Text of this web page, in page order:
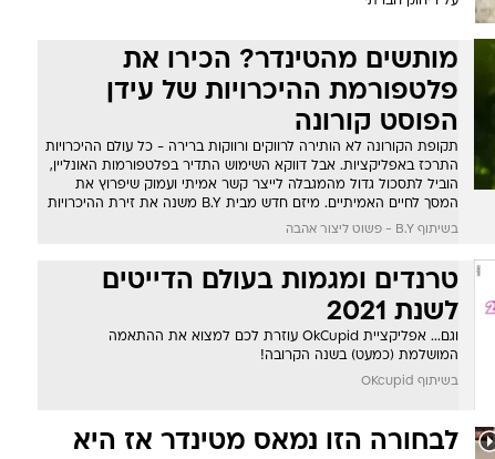
מותשים מהטינדר? הכירו את
פלטפורמת ההיכרויות של עידן
הפוסט קורונה
תקופת הקורונה לא הותירה לרווקים ורווקות ברירה - כל עולם ההיכרויות
התרכז באפליקציות. אבל דווקא השימוש התדיר בפלטפורמות האונליין,
הוביל לתסכול גדול מהמגבלה לייצר קשר אמיתי ועמוק שיפרוץ את
המסך לחיים האמיתיים. מיזם חדש מבית B.Y משנה את זירת ההיכרויות
בשיתוף B.Y - פשוט ליצור אהבה
טרנדים ומגמות בעולם הדייטים
לשנת 2021
וגם... אפליקציית OkCupid עוזרת לכם למצוא את ההתאמה
המושלמת (כמעט) בשנה הקרובה!
בשיתוף OKcupid
לבחורה הזו נמאס מטינדר אז היא